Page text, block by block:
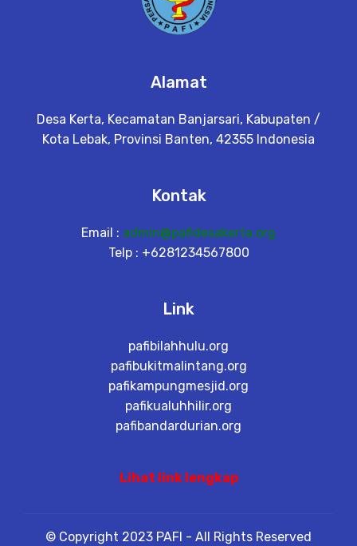
Alamat
Desa Kerta, Kecamatan Banjarsari, Kabupaten /
Kota Lebak, Provinsi Banten, 42355 Indonesia
Kontak
Email : admin@pafidesakerta.org
Telp : +6281234567800
Link
pafibilahhulu.org
pafibukitmalintang.org
pafikampungmesjid.org
pafikualuhhilir.org
pafibandardurian.org
Lihat link lengkap
© Copyright 2023 PAFI - All Rights Reserved